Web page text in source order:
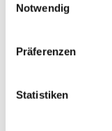
Notwendig
Präferenzen
Statistiken